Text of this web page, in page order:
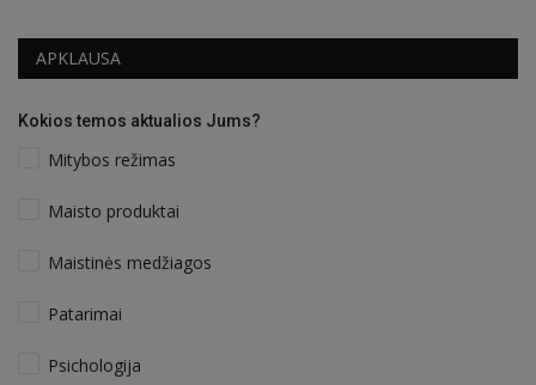
APKLAUSA
Kokios temos aktualios Jums?
Mitybos režimas
Maisto produktai
Maistinės medžiagos
Patarimai
Psichologija